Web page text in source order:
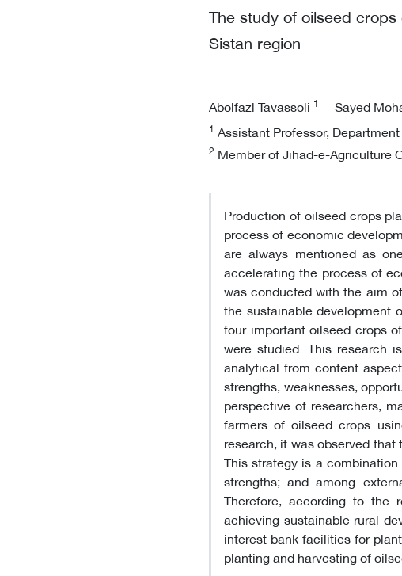
The study of oilseed
Sistan region
Abolfazl Tavassoli 1 Sayed
1 Assistant Professor,
2 Member of Jihad-e-Agriculture
Production of oilseed crops
process of economic
are always mentioned as
accelerating the process of
was conducted with the aim
the sustainable development
four important oilseed crops
were studied. This research
analytical from content
strengths, weaknesses,
perspective of researchers,
farmers of oilseed crops
research, it was observed
This strategy is a
strengths; and among
Therefore, according to
achieving sustainable rural
interest bank facilities for
planting and harvesting of